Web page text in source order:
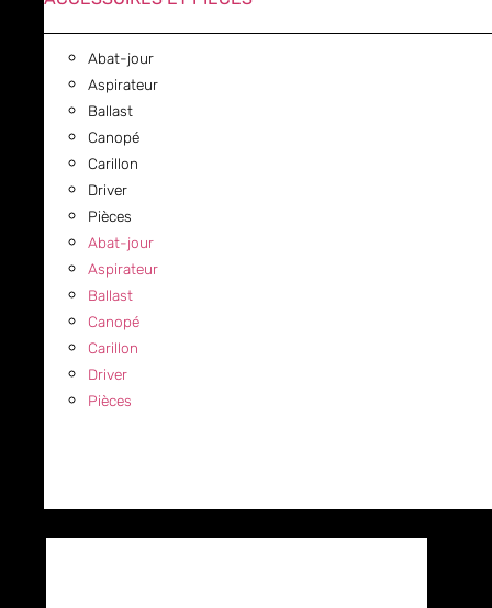
Abat-jour
Aspirateur
Ballast
Canopé
Carillon
Driver
Pièces
Abat-jour
Aspirateur
Ballast
Canopé
Carillon
Driver
Pièces